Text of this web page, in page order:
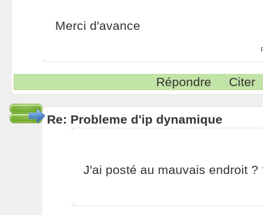
Merci d'avance
Répondre Citer
Re: Probleme d'ip dynamique
J'ai posté au mauvais endroit ?